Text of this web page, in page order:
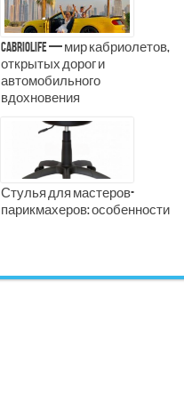
CabrioLife — мир кабриолетов,
открытых дорог и
автомобильного
вдохновения
Стулья для мастеров-
парикмахеров: особенности